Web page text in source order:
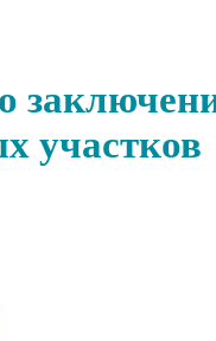
участков